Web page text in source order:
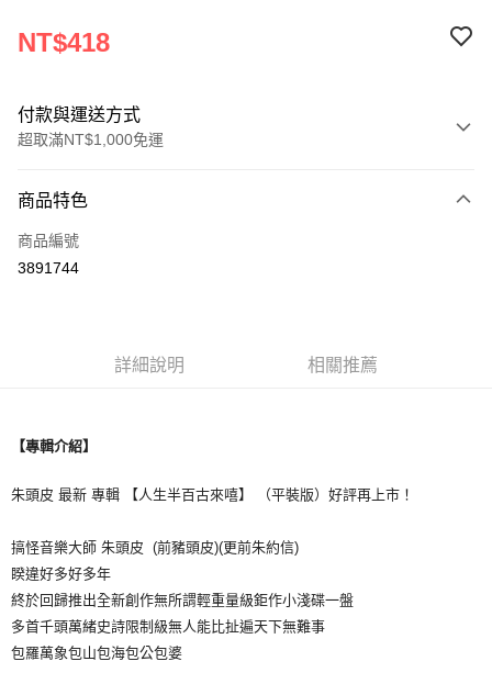
NT$418
付款與運送方式
超取滿NT$1,000免運
信用卡一次付款
超商取貨付款
全盈+PAY
ATM付款
運送方式
每筆NT$65，滿NT$1,000(含以上)免運費
付款後全家取貨
商品特色
商品編號
3891744
詳細說明 相關推薦
【專輯介紹】
朱頭皮 最新 專輯 【人生半百古來嘻】 （平裝版）好評再上市！
搞怪音樂大師 朱頭皮 (前豬頭皮)(更前朱約信)
睽違好多好多年
終於回歸推出全新創作無所謂輕重量級鉅作小淺碟一盤
多首千頭萬緒史詩限制級無人能比扯遍天下無難事
包羅萬象包山包海包公包婆